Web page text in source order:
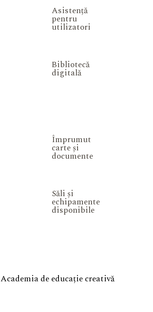
Asistență
pentru
utilizatori
Bibliotecă
digitală
Împrumut
carte și
documente
Săli și
echipamente
disponibile
Academia de educație creativă